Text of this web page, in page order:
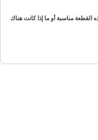
مناسبة أو ما إذا كانت هناك